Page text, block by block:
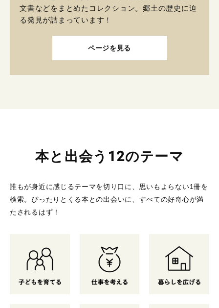
文書などをまとめたコレクション。郷土の歴史に迫
る発見が詰まっています！
ページを見る
本と出会う12のテーマ
誰もが身近に感じるテーマを切り口に、思いもよらない1冊を
検索。 ぴったりとくる本との出会いに、すべての好奇心が満
たされるはず！